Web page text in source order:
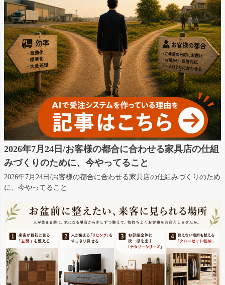
2026年7月24日/お客様の都合に合わせる家具店の仕組
みづくりのために、今やってること
2026年7月24日/お客様の都合に合わせる家具店の仕組みづくりのため
に、今やってること